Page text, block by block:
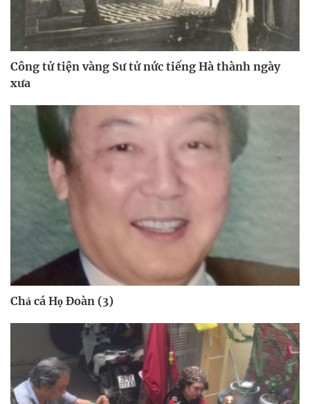
Công tử tiện vàng Sư tử nức tiếng Hà thành ngày
xưa
Chả cá Họ Đoàn (3)